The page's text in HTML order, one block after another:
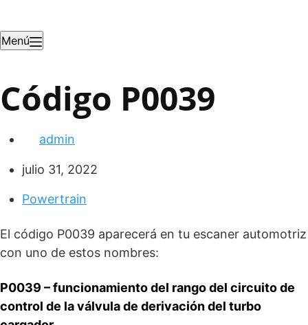
Menú
Código P0039
admin
julio 31, 2022
Powertrain
El código P0039 aparecerá en tu escaner automotriz
con uno de estos nombres:
P0039 – funcionamiento del rango del circuito de
control de la válvula de derivación del turbo